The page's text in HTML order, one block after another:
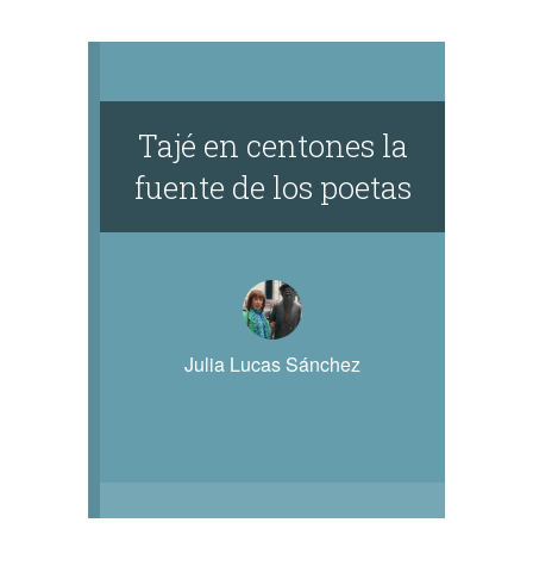
Tajé en centones la
fuente de los poetas
Julia Lucas Sánchez